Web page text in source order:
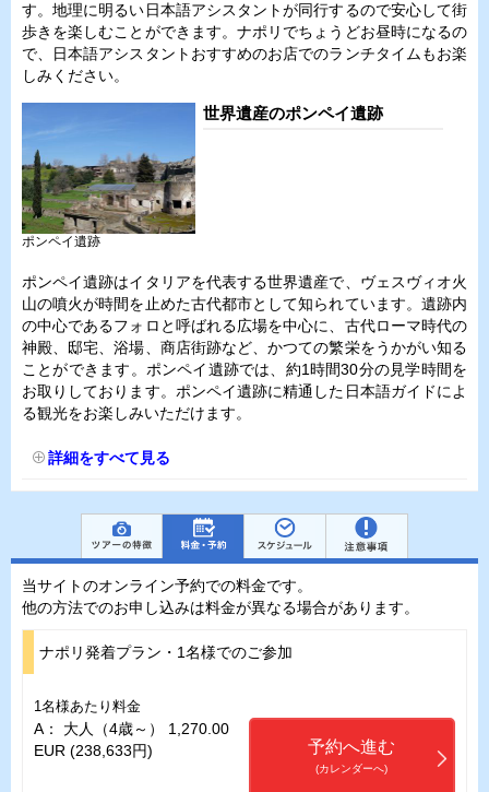
す。地理に明るい日本語アシスタントが同行するので安心して街
歩きを楽しむことができます。ナポリでちょうどお昼時になるの
で、日本語アシスタントおすすめのお店でのランチタイムもお楽
しみください。
世界遺産のポンペイ遺跡
ポンペイ遺跡
ポンペイ遺跡はイタリアを代表する世界遺産で、ヴェスヴィオ火
山の噴火が時間を止めた古代都市として知られています。遺跡内
の中心であるフォロと呼ばれる広場を中心に、古代ローマ時代の
神殿、邸宅、浴場、商店街跡など、かつての繁栄をうかがい知る
ことができます。ポンペイ遺跡では、約1時間30分の見学時間を
お取りしております。ポンペイ遺跡に精通した日本語ガイドによ
る観光をお楽しみいただけます。
詳細をすべて見る
当サイトのオンライン予約での料金です。
他の方法でのお申し込みは料金が異なる場合があります。
ナポリ発着プラン・1名様でのご参加
1名様あたり料金
A： 大人（4歳～） 1,270.00
EUR (238,633円)
予約へ進む
(カレンダーへ)